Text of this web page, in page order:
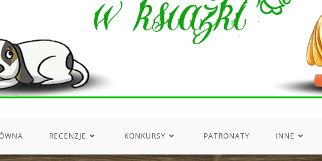
RECENZJE KONKURSY PATRONATY INNE